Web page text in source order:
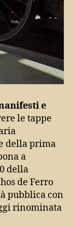
e
le tappe
della prima
a
della
de Ferro
pubblica con
rinominata